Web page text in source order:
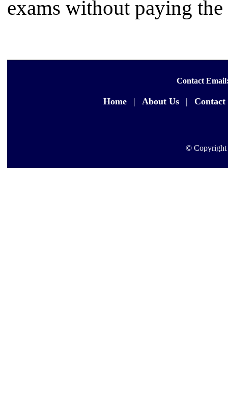
exams without paying
Contact
Home | About Us | Contact
© Copyright